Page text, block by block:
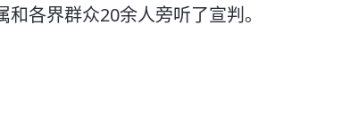
各界群众20余人旁听了宣判。